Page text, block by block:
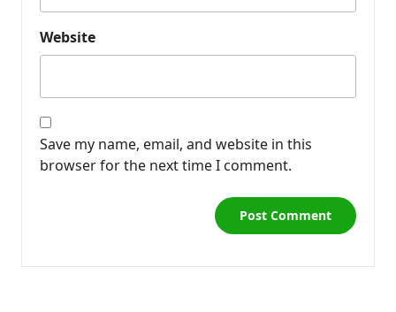
Website
Save my name, email, and website in this
browser for the next time I comment.